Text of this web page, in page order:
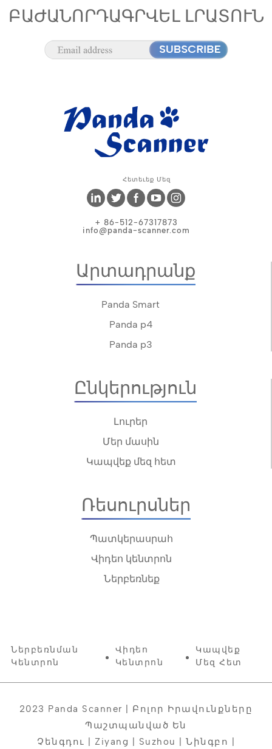
ԲԱԺԱՆՈՐԴԱԳՐՎԵԼ ԼՐԱՏՈՒՆ
Հետեւեք Մեզ
+ 86-512-67317873
info@panda-scanner.com
Արտադրանք
Panda Smart
Panda p4
Panda p3
Ընկերություն
Լուրեր
Մեր մասին
Կապվեք մեզ հետ
Ռեսուրսներ
Պատկերասրահ
Վիդեո կենտրոն
Ներբեռնեք
Ներբեռնման
Կենտրոն
Վիդեո
Կենտրոն
Կապվեք
Մեզ Հետ
2023 Panda Scanner | Բոլոր Իրավունքները
Պաշտպանված Են
Չենգդու | Ziyang | Suzhou | Նինգբո |